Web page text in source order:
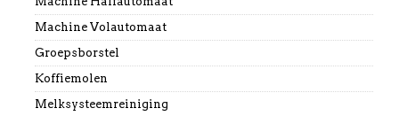
Machine Volautomaat
Groepsborstel
Koffiemolen
Melksysteemreiniging